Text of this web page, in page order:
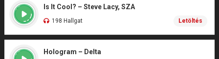
Is It Cool? – Steve Lacy, SZA
198 Hallgat Letöltés
Hologram – Delta